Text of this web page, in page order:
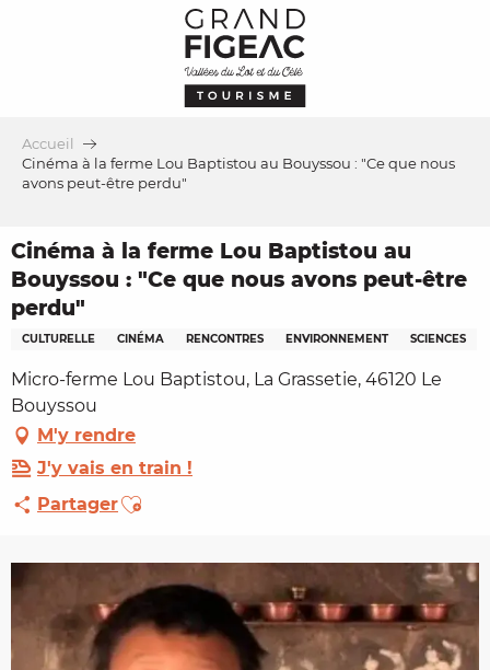
Accueil
Cinéma à la ferme Lou Baptistou au Bouyssou : "Ce que nous
avons peut-être perdu"
Cinéma à la ferme Lou Baptistou au
Bouyssou : "Ce que nous avons peut-être
perdu"
CULTURELLE CINÉMA RENCONTRES ENVIRONNEMENT SCIENCES
Micro-ferme Lou Baptistou, La Grassetie, 46120 Le
Bouyssou
M'y rendre
J'y vais en train !
PartagerAjouter aux favoris